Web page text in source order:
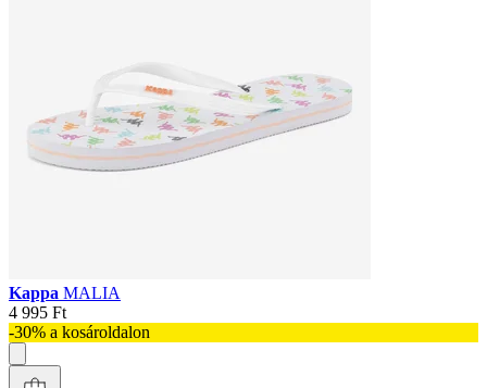
Kappa MALIA
4 995 Ft
-30% a kosároldalon